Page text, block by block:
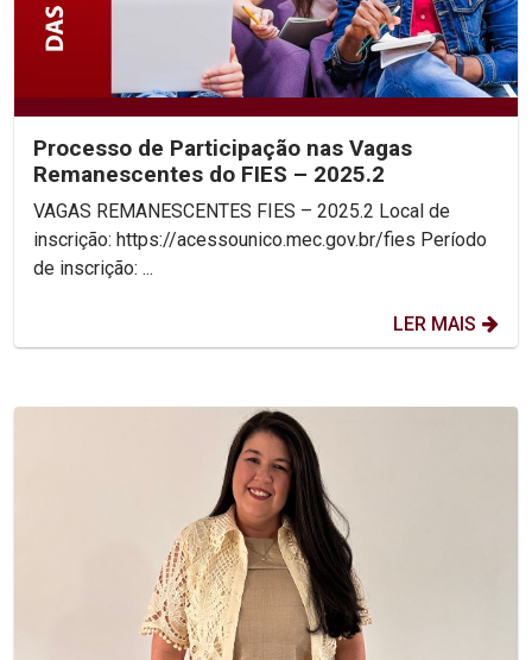
Processo de Participação nas Vagas
Remanescentes do FIES – 2025.2
VAGAS REMANESCENTES FIES – 2025.2 Local de
inscrição: https://acessounico.mec.gov.br/fies Período
de inscrição: ...
LER MAIS